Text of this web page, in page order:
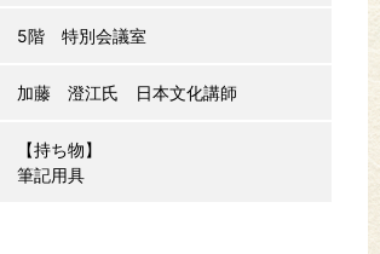
5階 特別会議室
加藤 澄江氏 日本文化講師
【持ち物】
筆記用具